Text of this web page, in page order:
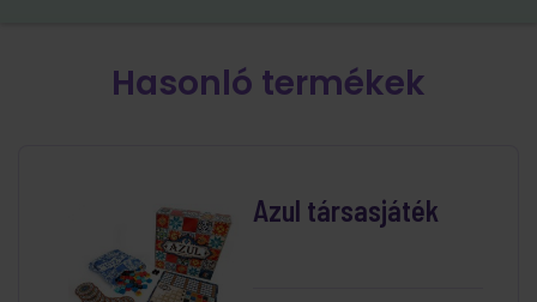
Hasonló termékek
Azul társasjáték